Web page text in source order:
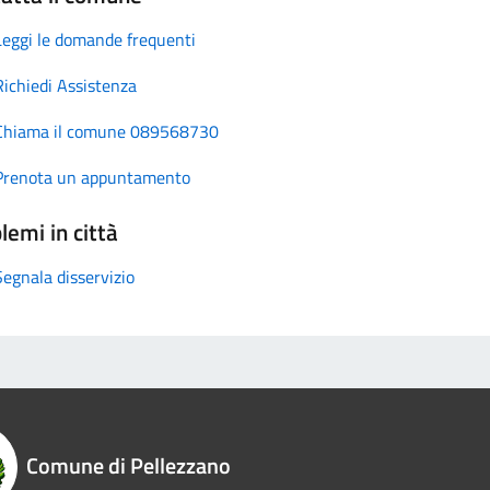
le domande frequenti
Assistenza
il comune 089568730
un appuntamento
in città
disservizio
Comune di Pellezzano